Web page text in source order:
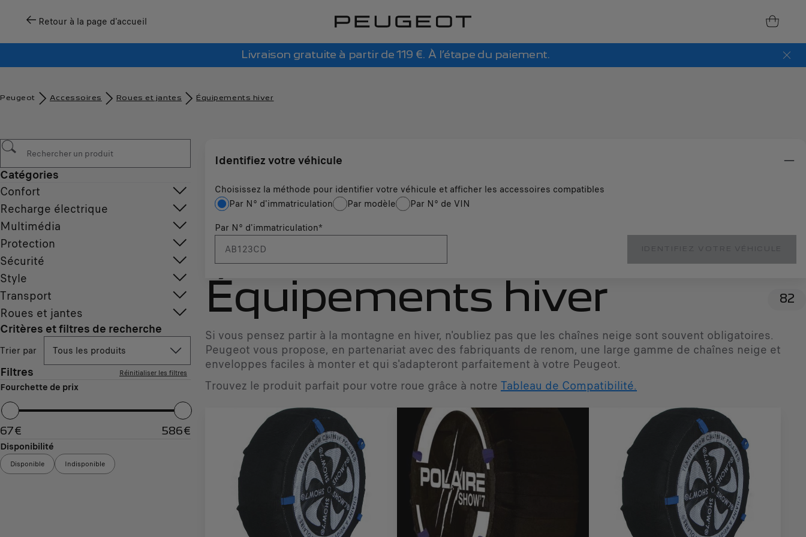
Retour à la page d'accueil
Livraison gratuite à partir de 119 €. À l’étape du paiement.
Peugeot Accessoires Roues et jantes Équipements hiver
Catégories
Confort
Recharge électrique
Multimédia
Protection
Sécurité
Style
Transport
Roues et jantes
Critères et filtres de recherche
Trier par Tous les produits
Filtres Réinitialiser les filtres
Fourchette de prix
67€ 586€
Disponibilité
Disponible Indisponible
Identifiez votre véhicule
Choisissez la méthode pour identifier votre véhicule et afficher les accessoires compatibles
Par N° d'immatriculation
Par modèle
Par N° de VIN
Par N° d'immatriculation*
Équipements hiver 82
Si vous pensez partir à la montagne en hiver, n'oubliez pas que les chaînes neige sont souvent obligatoires.
Peugeot vous propose, en partenariat avec des fabriquants de renom, une large gamme de chaînes neige et
enveloppes faciles à monter et qui s'adapteront parfaitement à votre Peugeot.
Trouvez le produit parfait pour votre roue grâce à notre Tableau de Compatibilité.